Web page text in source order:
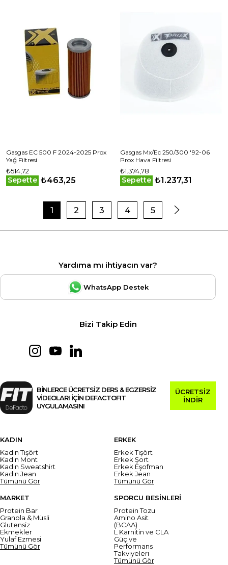
Gasgas EC 500 F 2024-2025 Prox
Yağ Filtresi
₺514,72
Sepette ₺463,25
Gasgas Mx/Ec 250/300 '92-06
Prox Hava Filtresi
₺1.374,78
Sepette ₺1.237,31
1 2 3 4 5
Yardıma mı ihtiyacın var?
WhatsApp Destek
Bizi Takip Edin
BİNLERCE ÜCRETSİZ DERS & EGZERSİZ
VİDEOLARI İÇİN DEFACTOFIT
UYGULAMASINI
ÜCRETSİZ
İNDİR
KADIN
Kadın Tişört
Kadın Mont
Kadın Sweatshirt
Kadın Jean
Tümünü Gör
ERKEK
Erkek Tişört
Erkek Şort
Erkek Eşofman
Erkek Jean
Tümünü Gör
MARKET
Protein Bar
Granola & Müsli
Glutensiz
Ekmekler
Yulaf Ezmesi
Tümünü Gör
SPORCU BESİNLERİ
Protein Tozu
Amino Asit
(BCAA)
L Karnitin ve CLA
Güç ve
Performans
Takviyeleri
Tümünü Gör